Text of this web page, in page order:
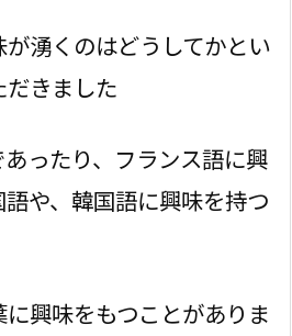
湧くのはどうしてかとい
きました
ったり、フランス語に興
や、韓国語に興味を持つ
興味をもつことがありま